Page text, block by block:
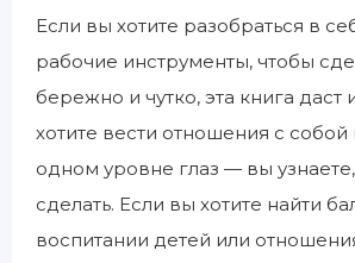
Если вы хотите разобраться в
рабочие инструменты, чтобы
бережно и чутко, эта книга даст
хотите вести отношения с
одном уровне глаз — вы узнаете,
сделать. Если вы хотите найти
воспитании детей или